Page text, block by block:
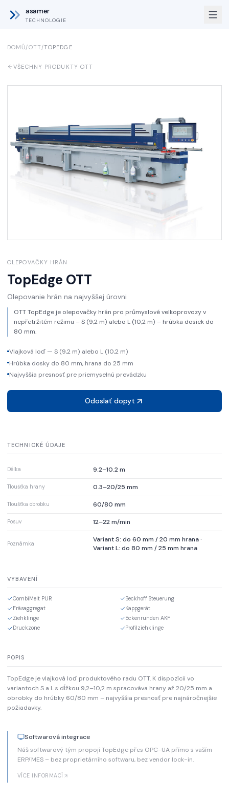
asamer
TECHNOLOGIE
DOMŮ/OTT/TOPEDGE
VŠECHNY PRODUKTY OTT
OLEPOVAČKY HRÁN
TopEdge OTT
Olepovanie hrán na najvyššej úrovni
OTT TopEdge je olepovačky hrán pro průmyslové velkoprovozy v
nepřetržitém režimu – S (9,2 m) alebo L (10,2 m) – hrúbka dosiek do
80 mm.
Vlajková loď — S (9,2 m) alebo L (10,2 m)
Hrúbka dosky do 80 mm, hrana do 25 mm
Najvyššia presnosť pre priemyselnú prevádzku
Odoslať dopyt
TECHNICKÉ ÚDAJE
Délka 9.2–10.2 m
Tloušťka hrany 0.3–20/25 mm
Tloušťka obrobku 60/80 mm
Posuv 12–22 m/min
Poznámka
Variant S: do 60 mm / 20 mm hrana ·
Variant L: do 80 mm / 25 mm hrana
VYBAVENÍ
CombiMelt PUR
Beckhoff Steuerung
Fräsaggregat
Kappgerät
Ziehklinge
Eckenrunden AKF
Druckzone
Profilziehklinge
POPIS
TopEdge je vlajková loď produktového radu OTT. K dispozícii vo
variantoch S a L s dĺžkou 9,2–10,2 m spracováva hrany až 20/25 mm a
obrobky do hrúbky 60/80 mm – najvyššia presnosť pre najnáročnejšie
požiadavky.
Softwarová integrace
Náš softwarový tým propojí TopEdge přes OPC-UA přímo s vaším
ERP/MES – bez proprietárního softwaru, bez vendor lock-in.
VÍCE INFORMACÍ